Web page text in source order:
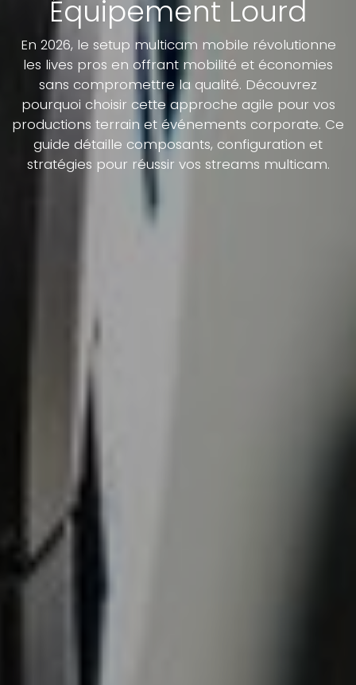
Équipement Lourd
En 2026, le setup multicam mobile révolutionne
les lives pros en offrant mobilité et économies
sans compromettre la qualité. Découvrez
pourquoi choisir cette approche agile pour vos
productions terrain et événements corporate. Ce
guide détaille composants, configuration et
stratégies pour réussir vos streams multicam.